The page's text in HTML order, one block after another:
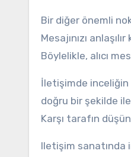
Bir diğer önemli
Mesajınızı
Böylelikle, alıcı
İletişimde inceliğin
doğru bir şekilde
Karşı tarafın
Iletişim sanatında